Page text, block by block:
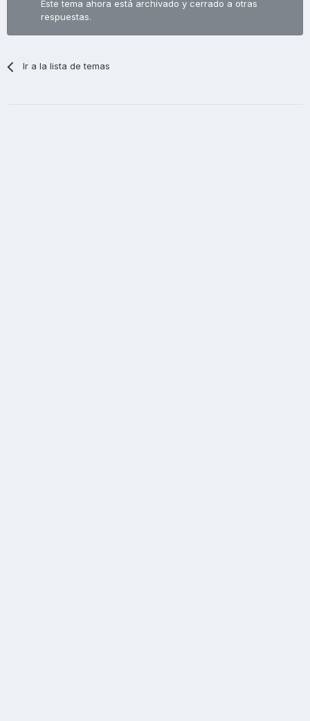
Este tema ahora está archivado y cerrado a otras
respuestas.
Ir a la lista de temas